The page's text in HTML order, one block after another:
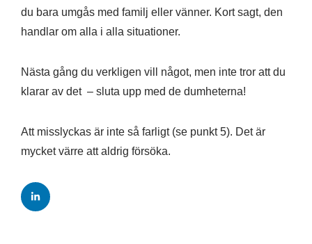
du bara umgås med familj eller vänner. Kort sagt, den
handlar om alla i alla situationer.
Nästa gång du verkligen vill något, men inte tror att du
klarar av det – sluta upp med de dumheterna!
Att misslyckas är inte så farligt (se punkt 5). Det är
mycket värre att aldrig försöka.